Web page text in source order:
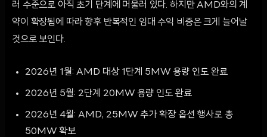
러 수준으로 아직 초기 단계에 머물러 있다. 하지만 AMD와의 계
약이 확장됨에 따라 향후 반복적인 임대 수익 비중은 크게 늘어날
것으로 보인다.
2026년 1월: AMD 대상 1단계 5MW 용량 인도 완료
2026년 5월: 2단계 20MW 용량 인도 완료
2026년 4월: AMD, 25MW 추가 확장 옵션 행사로 총
50MW 확보